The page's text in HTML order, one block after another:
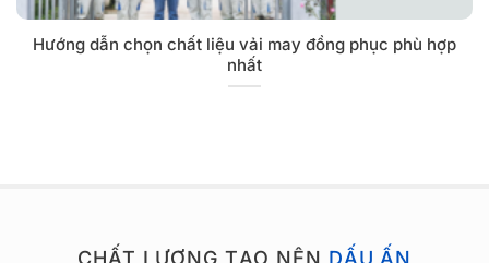
Hướng dẫn chọn chất liệu vải may đồng phục phù hợp
nhất
CHẤT LƯỢNG TẠO NÊN DẤU ẤN